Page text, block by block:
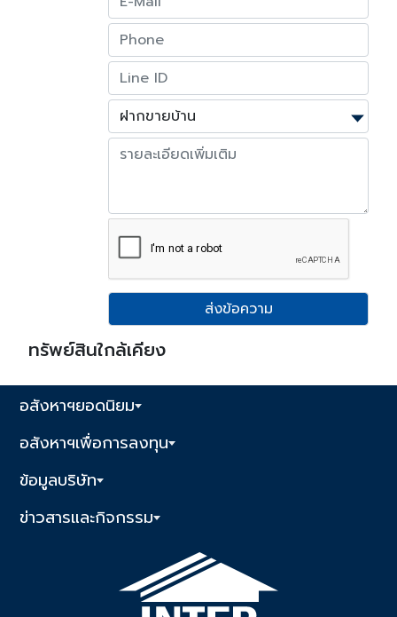
ส่งข้อความ
ทรัพย์สินใกล้เคียง
อสังหาฯยอดนิยม
อสังหาฯเพื่อการลงทุน
ข้อมูลบริษัท
ข่าวสารและกิจกรรม